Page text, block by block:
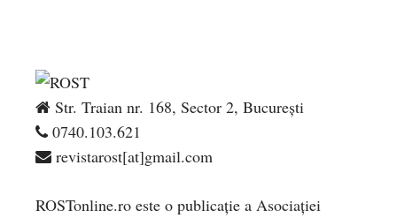
Str. Traian nr. 168, Sector 2, București
0740.103.621
revistarost[at]gmail.com
ROSTonline.ro este o publicaţie a Asociaţiei